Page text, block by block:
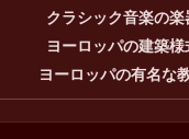
クラシック音楽の楽
ヨーロッパの建築様
ヨーロッパの有名な